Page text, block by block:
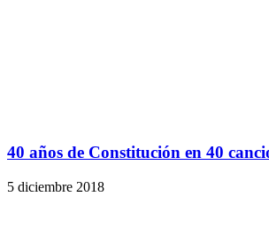
40 años de Constitución en 40
5 diciembre 2018